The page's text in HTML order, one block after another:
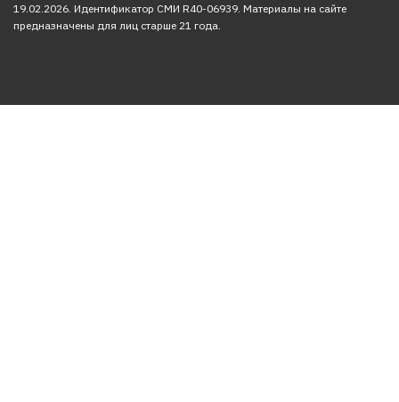
19.02.2026. Идентификатор СМИ R40-06939. Материалы на сайте
предназначены для лиц старше 21 года.